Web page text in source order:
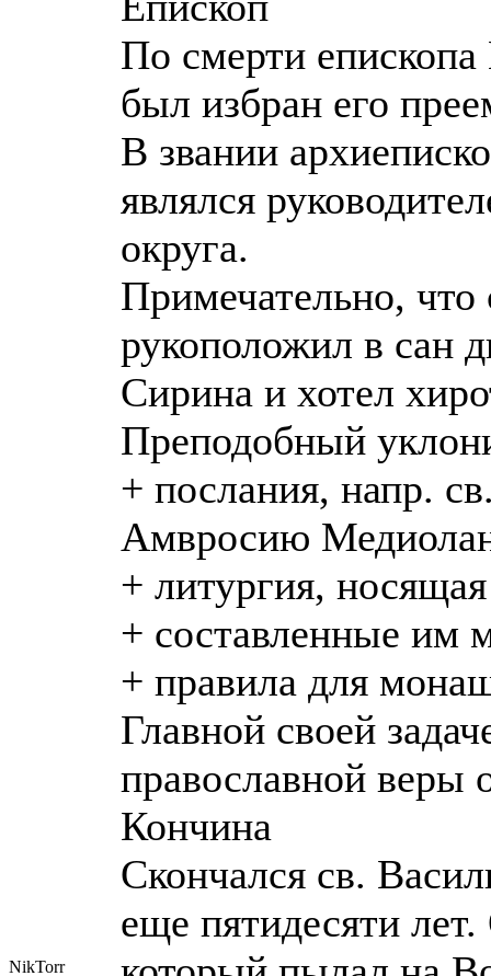
NikTorr
По смерти
был избран его
В звании
являлся
округа.
Примечательно,
рукоположил в сан
Сирина и хотел
Преподобный
+ послания, напр.
Амвросию
+ литургия,
+ составленные им
+ правила для
Главной своей
православной веры
Кончина
Скончался св.
еще пятидесяти